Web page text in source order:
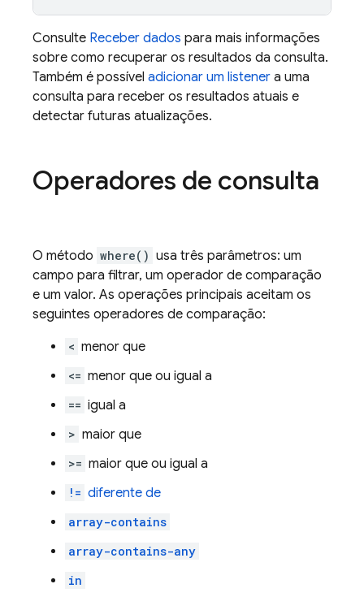
Consulte Receber dados para mais informações
sobre como recuperar os resultados da consulta.
Também é possível adicionar um listener a uma
consulta para receber os resultados atuais e
detectar futuras atualizações.
Operadores de consulta
O método where() usa três parâmetros: um
campo para filtrar, um operador de comparação
e um valor. As operações principais aceitam os
seguintes operadores de comparação:
< menor que
<= menor que ou igual a
== igual a
> maior que
>= maior que ou igual a
!= diferente de
array-contains
array-contains-any
in